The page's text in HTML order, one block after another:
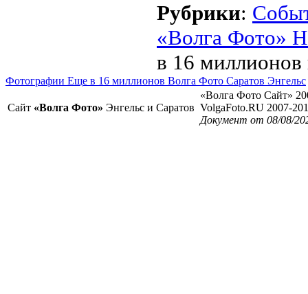
Рубрики:
«Волга Фото»
в 16 миллионов
Фотографии Еще в 16 миллионов Волга Фото Саратов Энгельс
Сайт «Волга Фото» Энгельс и Саратов
«Волга Фото Сайт»
VolgaFoto.RU 2007-
Документ от 08/08/